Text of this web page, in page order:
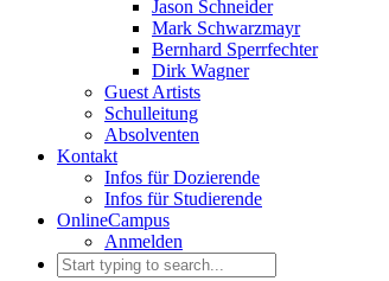
Jason Schneider
Mark Schwarzmayr
Bernhard Sperrfechter
Dirk Wagner
Guest Artists
Schulleitung
Absolventen
Kontakt
Infos für Dozierende
Infos für Studierende
OnlineCampus
Anmelden